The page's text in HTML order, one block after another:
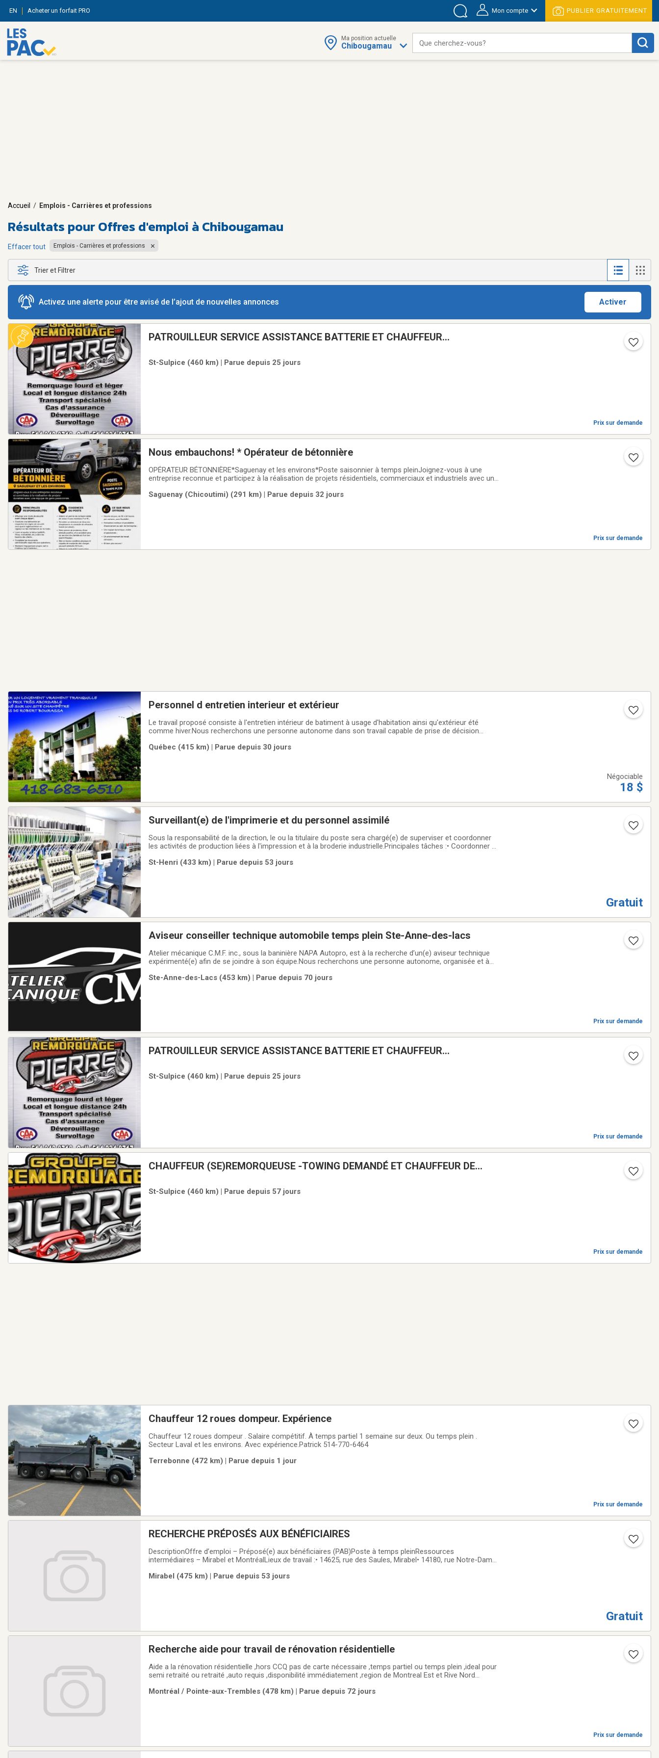
EN Acheter un forfait PRO Mon compte PUBLIER GRATUITEMENT
Ma position actuelle
Chibougamau Que cherchez-vous?
Accueil / Emplois - Carrières et professions
Résultats pourOffres d'emploi à Chibougamau
Effacer tout Emplois - Carrières et professions
Trier et Filtrer
Activez une alerte pour être avisé de l’ajout de nouvelles annonces Activer
PATROUILLEUR SERVICE ASSISTANCE BATTERIE ET CHAUFFEUR
St-Sulpice (460 km) | Parue depuis 25 jours
Prix sur demande
Nous embauchons! * Opérateur de bétonnière
OPÉRATEUR BÉTONNIÈRE*Saguenay et les environs*Poste saisonnier à temps pleinJoignez-vous à une
entreprise reconnue et participez à la réalisation de projets résidentiels, commerciaux et industriels avec une
avant chaque départ;• Conduire et
Saguenay (Chicoutimi) (291 km) | Parue depuis 32 jours
Prix sur demande
Personnel d entretien interieur et extérieur
Le travail proposé consiste à l'entretien intérieur de batiment à usage d'habitation ainsi qu'extérieur été
comme hiver.Nous recherchons une personne autonome dans son travail capable de prise de décision
nettoyage et d'entretien (tondeuse,
Québec (415 km) | Parue depuis 30 jours
Négociable
18 $
Surveillant(e) de l'imprimerie et du personnel assimilé
Sous la responsabilité de la direction, le ou la titulaire du poste sera chargé(e) de superviser et coordonner
les activités de production liées à l'impression et à la broderie industrielle.Principales tâches :• Coordonner et
machines
St-Henri (433 km) | Parue depuis 53 jours
Gratuit
Aviseur conseiller technique automobile temps plein Ste-Anne-des-lacs
Atelier mécanique C.M.F. inc., sous la baninière NAPA Autopro, est à la recherche d’un(e) aviseur technique
expérimenté(e) afin de se joindre à son équipe.Nous recherchons une personne autonome, organisée et à
efficacement les opérations
Ste-Anne-des-Lacs (453 km) | Parue depuis 70 jours
Prix sur demande
PATROUILLEUR SERVICE ASSISTANCE BATTERIE ET CHAUFFEUR
St-Sulpice (460 km) | Parue depuis 25 jours
Prix sur demande
CHAUFFEUR (SE)REMORQUEUSE -TOWING DEMANDÉ ET CHAUFFEUR DE
St-Sulpice (460 km) | Parue depuis 57 jours
Prix sur demande
Chauffeur 12 roues dompeur. Expérience
Chauffeur 12 roues dompeur . Salaire compétitif. À temps partiel 1 semaine sur deux. Ou temps plein .
Secteur Laval et les environs. Avec expérience.Patrick 514-770-6464
Terrebonne (472 km) | Parue depuis 1 jour
Prix sur demande
RECHERCHE PRÉPOSÉS AUX BÉNÉFICIAIRES
DescriptionOffre d’emploi – Préposé(e) aux bénéficiaires (PAB)Poste à temps pleinRessources
intermédiaires – Mirabel et MontréalLieux de travail :• 14625, rue des Saules, Mirabel• 14180, rue Notre-Dame
et humain à une clientèle présentant des
Mirabel (475 km) | Parue depuis 53 jours
Gratuit
Recherche aide pour travail de rénovation résidentielle
Aide a la rénovation résidentielle ,hors CCQ pas de carte nécessaire ,temps partiel ou temps plein ,ideal pour
semi retraité ou retraité ,auto requis ,disponibilité immédiatement ,region de Montreal Est et Rive Nord
Montréal / Pointe-aux-Trembles (478 km) | Parue depuis 72 jours
Prix sur demande